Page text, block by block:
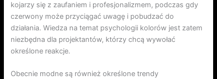
kojarzy się z zaufaniem i profesjonalizmem, podczas gdy
czerwony może przyciągać uwagę i pobudzać do
działania. Wiedza na temat psychologii kolorów jest zatem
niezbędna dla projektantów, którzy chcą wywołać
określone reakcje.
Obecnie modne są również określone trendy